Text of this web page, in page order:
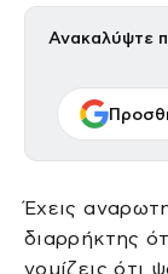
Ανακαλύψτε
Έχεις
διαρρήκτης
νομίζεις ότι